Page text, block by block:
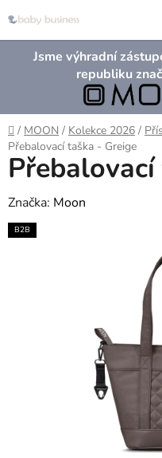
na
obsah
Jsme výhradní
republiku
Domů
/ MOON / Kolekce 2026 /
Přebalovací taška - Greige
Značka: Moon
B2B